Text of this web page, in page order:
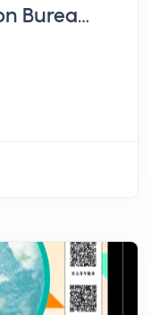
Bureau